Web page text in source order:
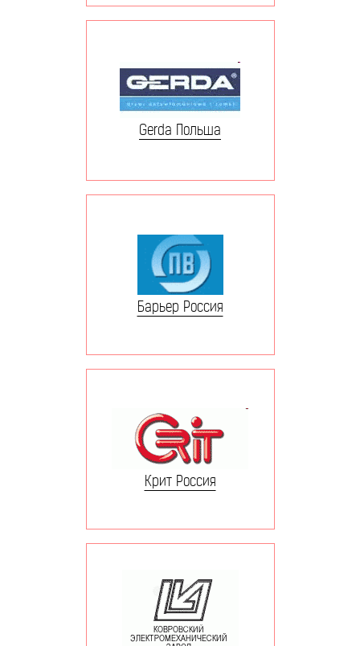
Gerda Польша
Барьер Россия
Крит Россия